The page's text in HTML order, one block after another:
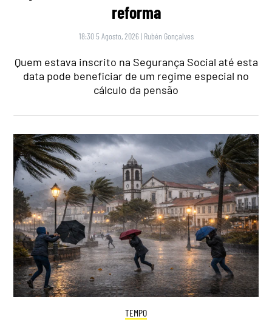
reforma
18:30 5 Agosto, 2026 | Rubén Gonçalves
Quem estava inscrito na Segurança Social até esta
data pode beneficiar de um regime especial no
cálculo da pensão
TEMPO